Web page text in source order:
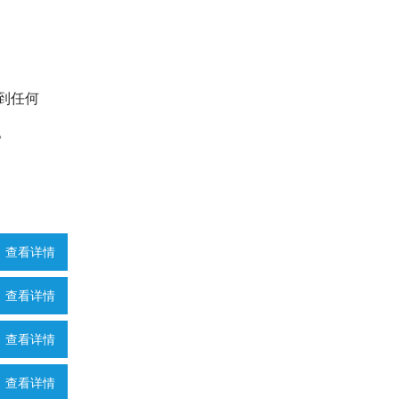
任何
查看详情
查看详情
查看详情
查看详情